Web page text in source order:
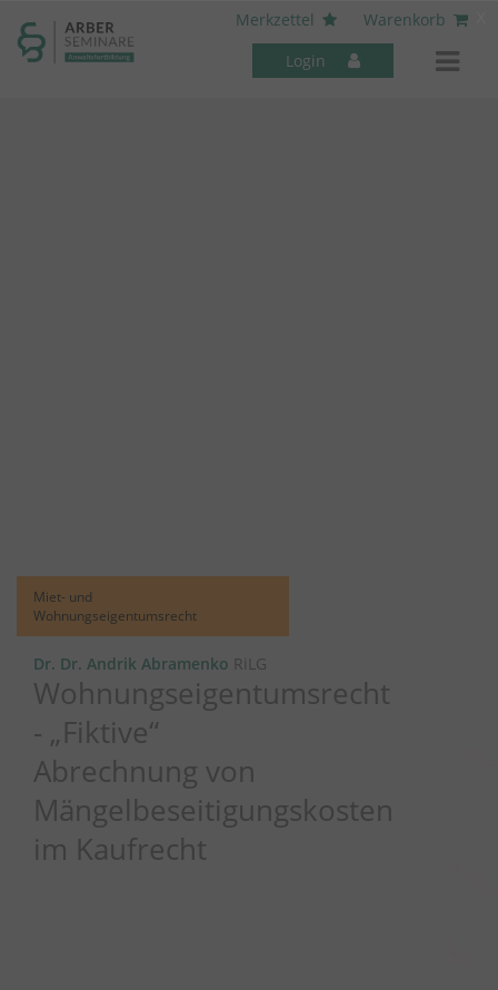
Merkzettel
Warenkorb
Login
Miet- und
Wohnungseigentumsrecht
Dr. Dr. Andrik Abramenko RiLG
Wohnungseigentumsrecht
- „Fiktive“
Abrechnung von
Mängelbeseitigungskosten
im Kaufrecht